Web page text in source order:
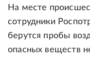
На месте
сотрудники
берутся пробы
опасных веществ